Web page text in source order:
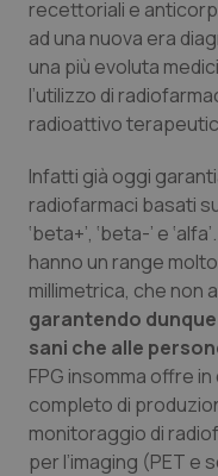
Salute orale &
Sangue &
Tumore al
Tumore ovarico
Tumori del
Tumori
Ulcera &
recettoriali e
ad una nuova era
una più evoluta
l’utilizzo di
radioattivo
Infatti già oggi
radiofarmaci basati
‘beta+’, ‘beta-’ e
hanno un range
millimetrica, che non
garantendo
sani che alle
FPG insomma offre
completo di
monitoraggio di
per l’imaging (PET